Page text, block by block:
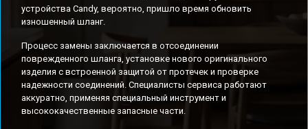
устройства Candy, вероятно, пришло время обновить
изношенный шланг.
Процесс замены заключается в отсоединении
поврежденного шланга, установке нового оригинального
изделия с встроенной защитой от протечек и проверке
надежности соединений. Специалисты сервиса работают
аккуратно, применяя специальный инструмент и
высококачественные запасные части.